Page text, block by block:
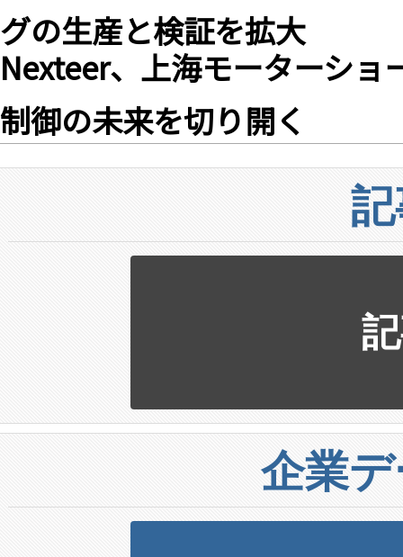
グの生産と検証を拡大
Nexteer、上海モーターシ
制御の未来を切り開く
企業